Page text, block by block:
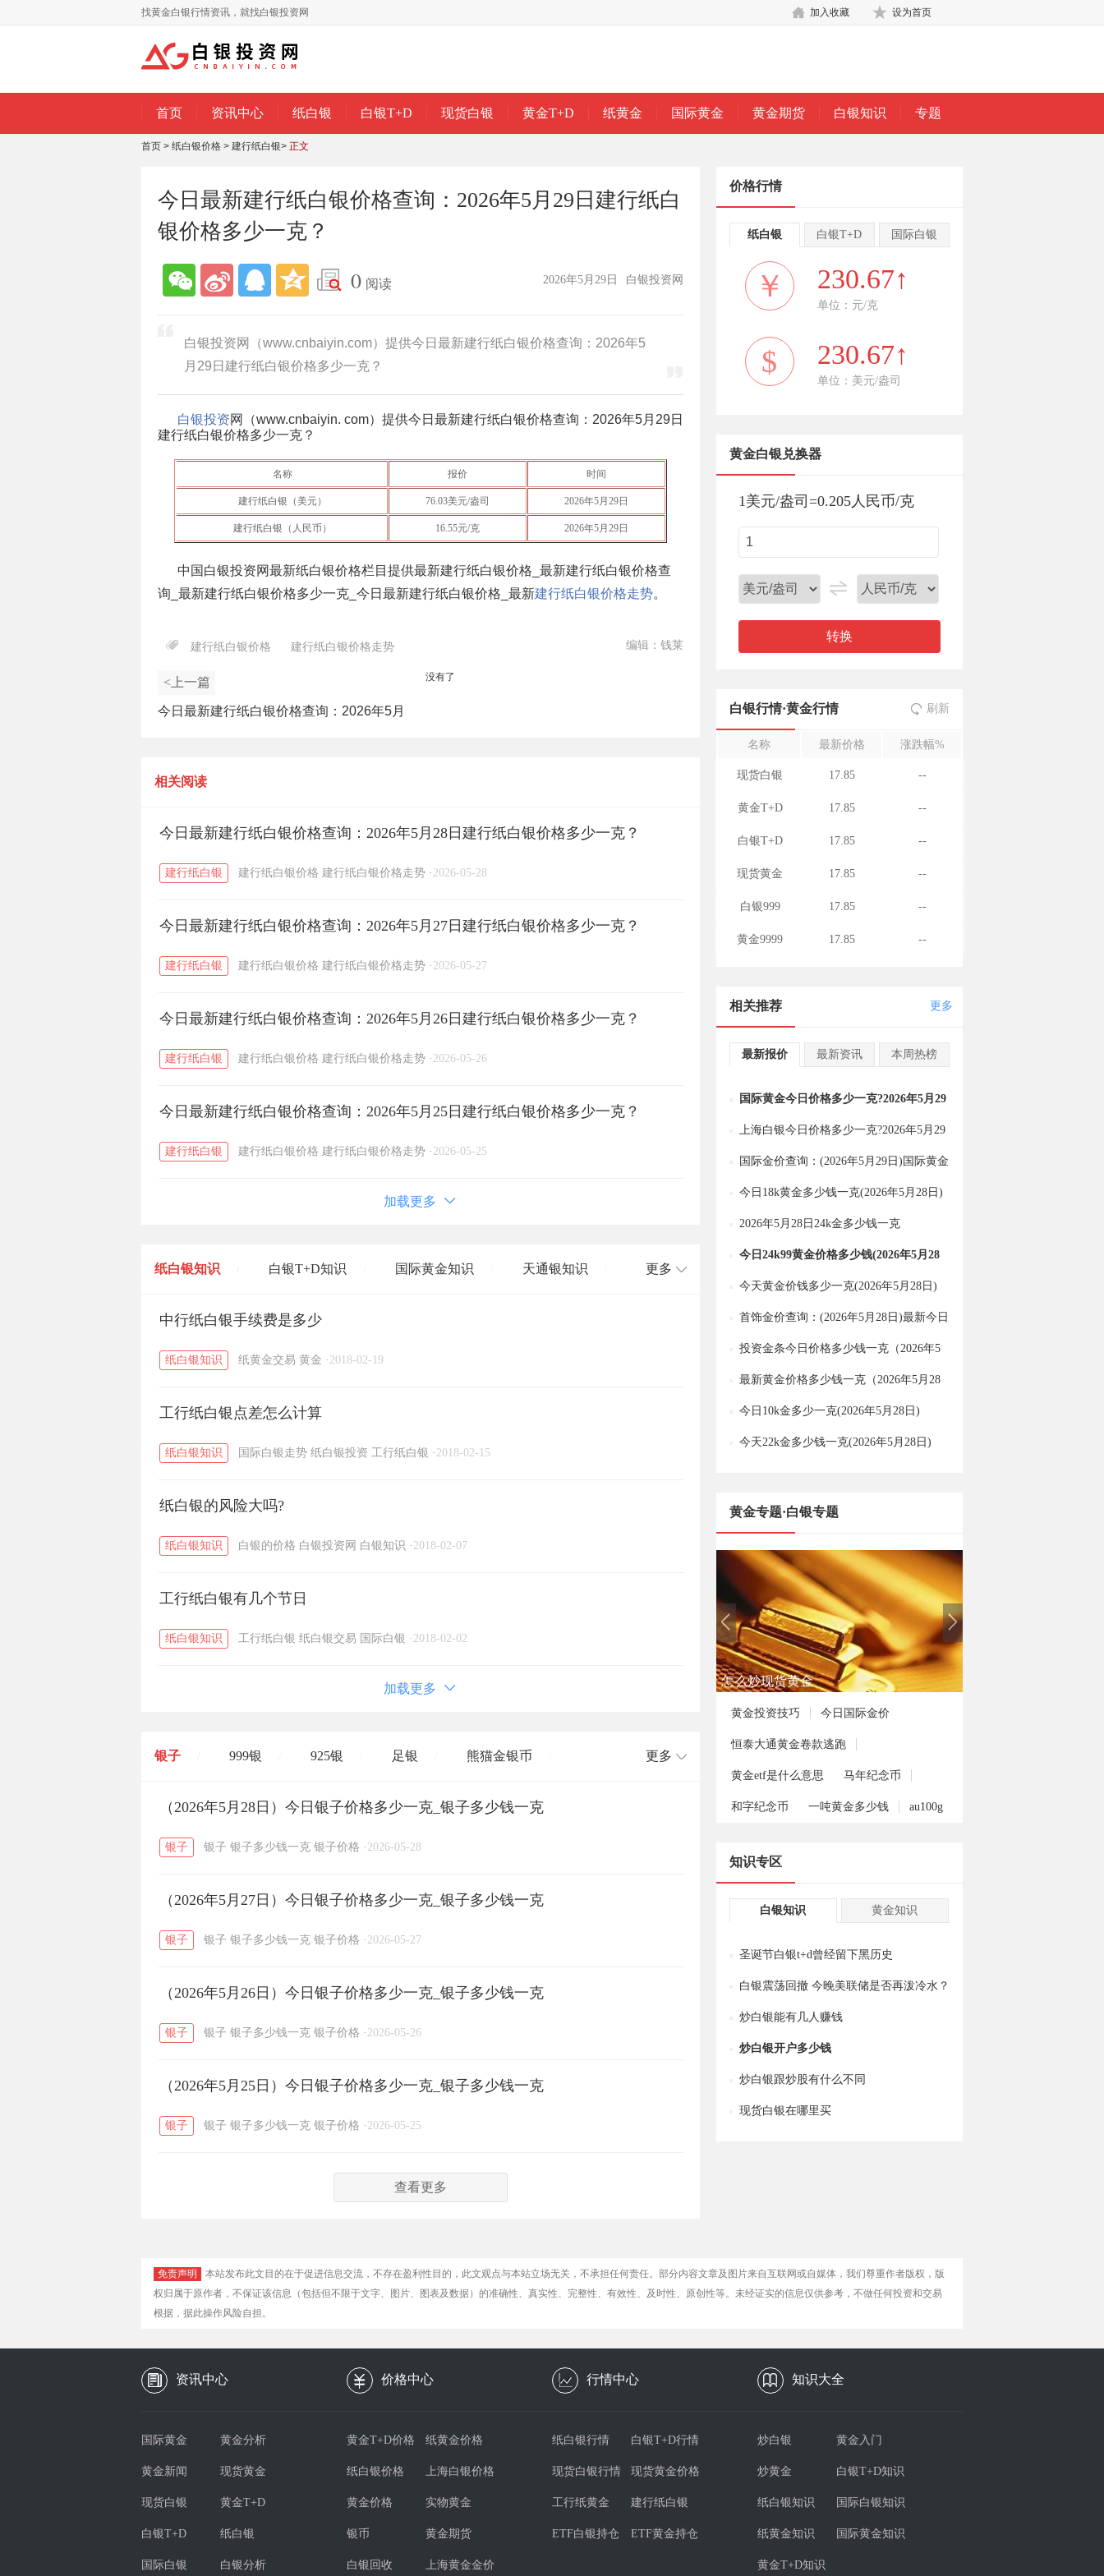
找黄金白银行情资讯，就找白银投资网 设为首页
加入收藏
首页 资讯中心 纸白银 白银T+D 现货白银 黄金T+D 纸黄金 国际黄金 黄金期货 白银知识 专题
首页 > 纸白银价格 > 建行纸白银> 正文
今日最新建行纸白银价格查询：2026年5月29日建行纸白
银价格多少一克？
0 阅读 白银投资网
2026年5月29日
白银投资网（www.cnbaiyin.com）提供今日最新建行纸白银价格查询：2026年5
月29日建行纸白银价格多少一克？
白银投资网（www.cnbaiyin. com）提供今日最新建行纸白银价格查询： 2026年5月29日
建行纸白银价格多少一克？
名称 报价 时间
建行纸白银（美元） 76.03美元/盎司 2026年5月29日
建行纸白银（人民币） 16.55元/克 2026年5月29日
中国白银投资网最新纸白银价格栏目提供最新建行纸白银价格_最新建行纸白银价格查
询_最新建行纸白银价格多少一克_今日最新建行纸白银价格_最新建行纸白银价格走势。
建行纸白银价格 建行纸白银价格走势 编辑：钱莱
<上一篇
今日最新建行纸白银价格查询：2026年5月
没有了
相关阅读
今日最新建行纸白银价格查询：2026年5月28日建行纸白银价格多少一克？
建行纸白银 建行纸白银价格 建行纸白银价格走势 · 2026-05-28
今日最新建行纸白银价格查询：2026年5月27日建行纸白银价格多少一克？
建行纸白银 建行纸白银价格 建行纸白银价格走势 · 2026-05-27
今日最新建行纸白银价格查询：2026年5月26日建行纸白银价格多少一克？
建行纸白银 建行纸白银价格 建行纸白银价格走势 · 2026-05-26
今日最新建行纸白银价格查询：2026年5月25日建行纸白银价格多少一克？
建行纸白银 建行纸白银价格 建行纸白银价格走势 · 2026-05-25
加载更多
纸白银知识 白银T+D知识 国际黄金知识 天通银知识
黄金T+D知识 / 粤贵银知识
更多
中行纸白银手续费是多少
纸白银知识 纸黄金交易 黄金 · 2018-02-19
工行纸白银点差怎么计算
纸白银知识 国际白银走势 纸白银投资 工行纸白银 · 2018-02-15
纸白银的风险大吗?
纸白银知识 白银的价格 白银投资网 白银知识 · 2018-02-07
工行纸白银有几个节日
纸白银知识 工行纸白银 纸白银交易 国际白银 · 2018-02-02
加载更多
银子 999银 925银 足银 熊猫金银币
开国纪念币 大清银币 / 长城币 / 老凤祥
菜百 周生生 周大生
六福 / 金至尊 潮宏基 / 亚一金店 / 黄金
更多
（2026年5月28日）今日银子价格多少一克_银子多少钱一克
银子 银子 银子多少钱一克 银子价格 · 2026-05-28
（2026年5月27日）今日银子价格多少一克_银子多少钱一克
银子 银子 银子多少钱一克 银子价格 · 2026-05-27
（2026年5月26日）今日银子价格多少一克_银子多少钱一克
银子 银子 银子多少钱一克 银子价格 · 2026-05-26
（2026年5月25日）今日银子价格多少一克_银子多少钱一克
银子 银子 银子多少钱一克 银子价格 · 2026-05-25
查看更多
价格行情
纸白银 白银T+D 国际白银
￥ 230.67↑
单位：元/克
$ 230.67↑
单位：美元/盎司
黄金白银兑换器
1美元/盎司 =0.205人民币/克
转换
白银行情·黄金行情 刷新
名称 最新价格 涨跌幅%
现货白银 17.85 --
黄金T+D 17.85 --
白银T+D 17.85 --
现货黄金 17.85 --
白银999 17.85 --
黄金9999 17.85 --
相关推荐 更多
最新报价 最新资讯 本周热榜
国际黄金今日价格多少一克?2026年5月29
日国际黄金价格查询
上海白银今日价格多少一克?2026年5月29
日上海白银价格查询
国际金价查询：(2026年5月29日)国际黄金
最新行情今日报价
今日18k黄金多少钱一克(2026年5月28日)
2026年5月28日24k金多少钱一克
今日24k99黄金价格多少钱(2026年5月28
日)
今天黄金价钱多少一克(2026年5月28日)
首饰金价查询：(2026年5月28日)最新今日
金价多少一克？
投资金条今日价格多少钱一克（2026年5
月28日）
最新黄金价格多少钱一克（2026年5月28
日）
今日10k金多少一克(2026年5月28日)
今天22k金多少钱一克(2026年5月28日)
黄金专题·白银专题
怎么炒现货黄金
黄金投资技巧 今日国际金价
恒泰大通黄金卷款逃跑
黄金etf是什么意思 马年纪念币
和字纪念币 一吨黄金多少钱 au100g
知识专区
白银知识 黄金知识
圣诞节白银t+d曾经留下黑历史
白银震荡回撤 今晚美联储是否再泼冷水？
炒白银能有几人赚钱
炒白银开户多少钱
炒白银跟炒股有什么不同
现货白银在哪里买
免责声明
本站发布此文目的在于促进信息交流，不存在盈利性目的，此文观点与本站立场无关，不承担任何责任。部分内容文章及图片来自互联网或自媒体，我们尊重作者版权，版
权归属于原作者，不保证该信息（包括但不限于文字、图片、图表及数据）的准确性、真实性、完整性、有效性、及时性、原创性等。未经证实的信息仅供参考，不做任何投资和交易
根据，据此操作风险自担。
资讯中心 价格中心 行情中心 知识大全
国际黄金 黄金分析
黄金新闻 现货黄金
现货白银 黄金T+D
白银T+D 纸白银
国际白银 白银分析
黄金T+D价格 纸黄金价格
纸白银价格 上海白银价格
黄金价格 实物黄金
银币 黄金期货
白银回收 上海黄金金价
纸白银行情 白银T+D行情
现货白银行情 现货黄金价格
工行纸黄金 建行纸白银
ETF白银持仓 ETF黄金持仓
炒白银 黄金入门
炒黄金 白银T+D知识
纸白银知识 国际白银知识
纸黄金知识 国际黄金知识
黄金T+D知识